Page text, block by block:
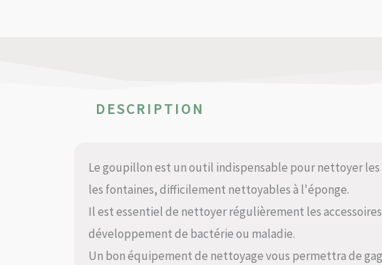
DESCRIPTION
Le goupillon est un outil indispensable pour nettoyer les
les fontaines, difficilement nettoyables à l'éponge.
Il est essentiel de nettoyer régulièrement les
développement de bactérie ou maladie.
Un bon équipement de nettoyage vous permettra de